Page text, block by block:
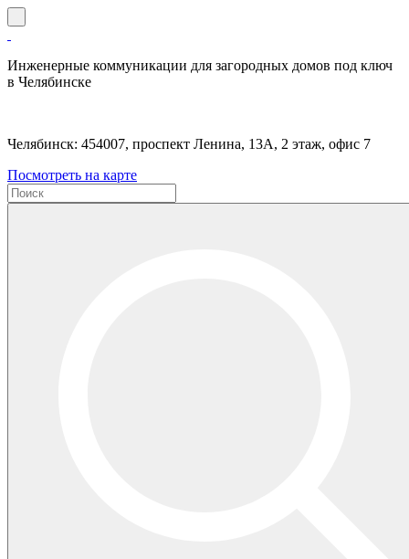
Инженерные коммуникации для загородных домов под ключ
в Челябинске
Челябинск: 454007, проспект Ленина, 13А, 2 этаж, офис 7
Посмотреть на карте